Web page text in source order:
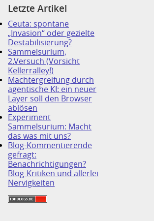
Letzte Artikel
Ceuta: spontane
„Invasion“ oder gezielte
Destabilisierung?
Sammelsurium,
2.Versuch (Vorsicht
Kellerralley!)
Machtergreifung durch
agentische KI: ein neuer
Layer soll den Browser
ablösen
Experiment
Sammelsurium: Macht
das was mit uns?
Blog-Kommentierende
gefragt:
Benachrichtigungen?
Blog-Kritiken und allerlei
Nervigkeiten